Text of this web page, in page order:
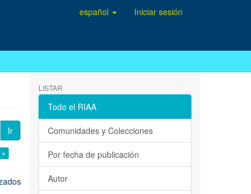
español Iniciar sesión
Ir
LISTAR
Todo el RIAA
Comunidades y Colecciones
Por fecha de publicación
Autor